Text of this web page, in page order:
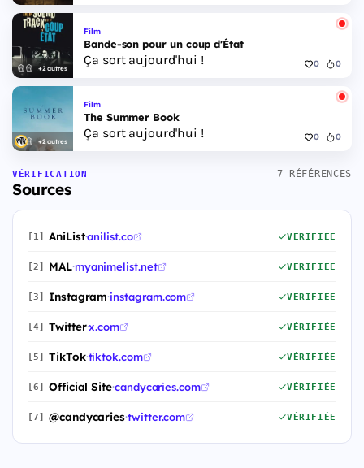
+2 autres
Film
Bande-son pour un coup d'État
Ça sort aujourd'hui ! 0 0
+2 autres
Film
The Summer Book
Ça sort aujourd'hui ! 0 0
VÉRIFICATION
Sources
7 RÉFÉRENCES
[1] AniList·anilist.co VÉRIFIÉE
[2] MAL·myanimelist.net VÉRIFIÉE
[3] Instagram·instagram.com VÉRIFIÉE
[4] Twitter·x.com VÉRIFIÉE
[5] TikTok·tiktok.com VÉRIFIÉE
[6] Official Site·candycaries.com VÉRIFIÉE
[7] @candycaries·twitter.com VÉRIFIÉE